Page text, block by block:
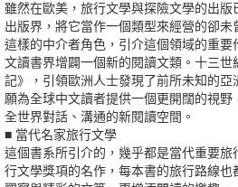
雖然在歐美，旅行文學與探險文學的出
出版界，將它當作一個類型來經營的卻
這樣的中介者角色，引介這個領域的重
文讀書界增闢一個新的閱讀文類。十三
記》，引領歐洲人士發現了前所未知的
願為全球中文讀者提供一個更開闊的視
全世界對話、溝通的新閱讀空間。
■ 當代名家旅行文學
這個書系所引介的，幾乎都是當代重要
行文學獎項的名作，每本書的旅行路線